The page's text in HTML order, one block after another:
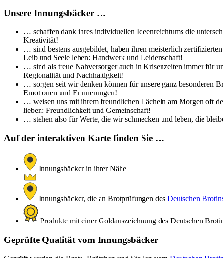
Unsere Innungsbäcker …
… schaffen dank ihres individuellen Ideenreichtums die
Kreativität!
… sind bestens ausgebildet, haben ihren meisterlich
Leib und Seele leben: Handwerk und Leidenschaft!
… sind als treue Nahversorger auch in Krisenzeiten immer für
Regionalität und Nachhaltigkeit!
… sorgen seit wir denken können für unsere ganz besonderen
Emotionen und Erinnerungen!
… weisen uns mit ihrem freundlichen Lächeln am Morgen oft
lieben: Freundlichkeit und Gemeinschaft!
… stehen also für Werte, die wir schmecken und leben, die
Auf der interaktiven Karte finden Sie …
Innungsbäcker in ihrer Nähe
Innungsbäcker, die an Brotprüfungen des Deutschen
Produkte mit einer Goldauszeichnung des Deutschen
Geprüfte Qualität vom Innungsbäcker